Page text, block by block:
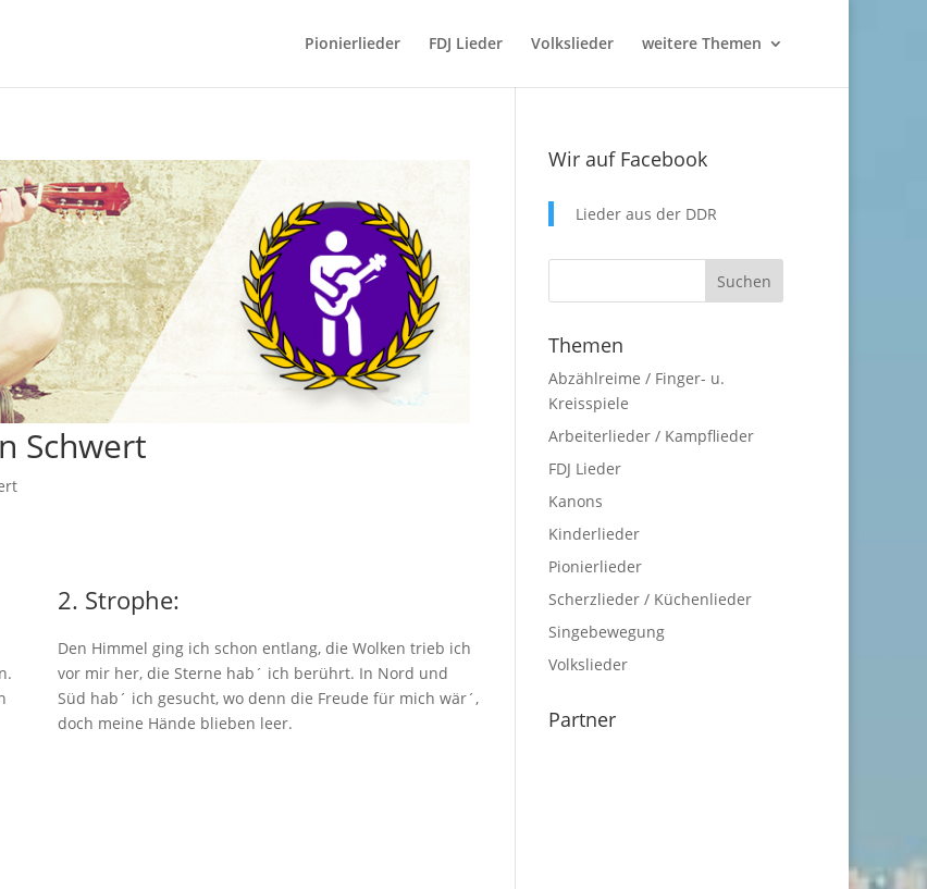
Pionierlieder FDJ Lieder Volkslieder weitere Themen
Schwert
2. Strophe:
Den Himmel ging ich schon entlang, die Wolken trieb ich
vor mir her, die Sterne hab´ ich berührt. In Nord und
Süd hab´ ich gesucht, wo denn die Freude für mich wär´,
doch meine Hände blieben leer.
Wir auf Facebook
Lieder aus der DDR
Themen
Abzählreime / Finger- u.
Kreisspiele
Arbeiterlieder / Kampflieder
FDJ Lieder
Kanons
Kinderlieder
Pionierlieder
Scherzlieder / Küchenlieder
Singebewegung
Volkslieder
Partner